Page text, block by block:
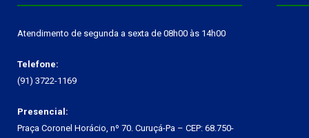
Atendimento de segunda a sexta de 08h00 às 14h00
Telefone:
(91) 3722-1169
Presencial:
Praça Coronel Horácio, nº 70. Curuçá-Pa – CEP: 68.750-